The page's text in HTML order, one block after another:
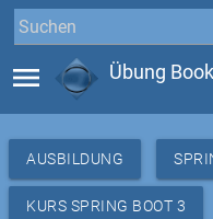
menu Übung
AUSBILDUNG
KURS SPRING BOOT 3